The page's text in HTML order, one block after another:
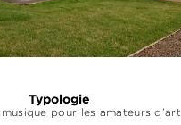
Typologie
pour les amateurs d’art